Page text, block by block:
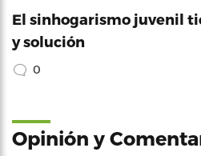
El sinhogarismo juvenil
y solución
0
Opinión y